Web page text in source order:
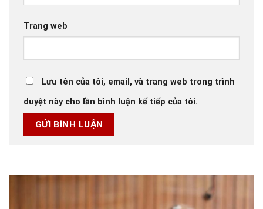
Trang web
Lưu tên của tôi, email, và trang web trong trình
duyệt này cho lần bình luận kế tiếp của tôi.